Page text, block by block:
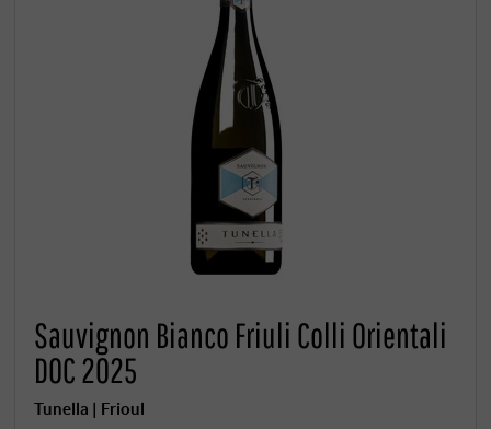
Sauvignon Bianco Friuli Colli Orientali
DOC 2025
Tunella | Frioul